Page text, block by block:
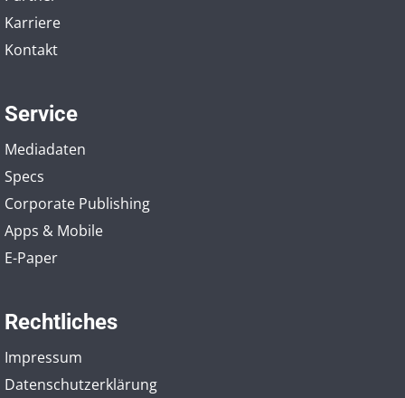
Karriere
Kontakt
Service
Mediadaten
Specs
Corporate Publishing
Apps & Mobile
E-Paper
Rechtliches
Impressum
Datenschutzerklärung